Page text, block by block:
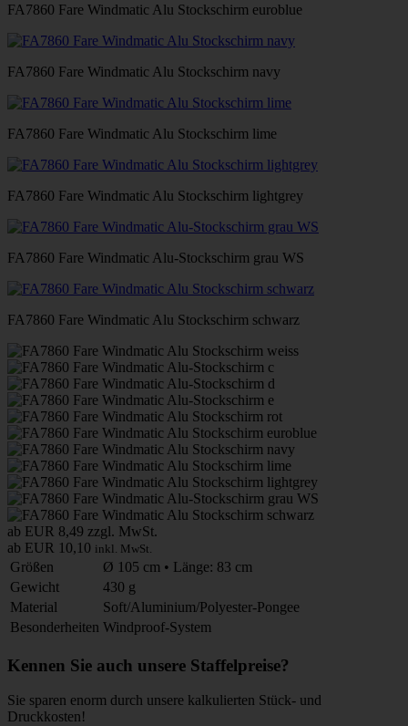
FA7860 Fare Windmatic Alu Stockschirm euroblue
FA7860 Fare Windmatic Alu Stockschirm navy
FA7860 Fare Windmatic Alu Stockschirm lime
FA7860 Fare Windmatic Alu Stockschirm lightgrey
FA7860 Fare Windmatic Alu-Stockschirm grau WS
FA7860 Fare Windmatic Alu Stockschirm schwarz
ab EUR 8,49 zzgl. MwSt.
ab EUR 10,10 inkl. MwSt.
Größen
Ø 105 cm • Länge: 83 cm
Gewicht
430 g
Material
Soft/Aluminium/Polyester-Pongee
Besonderheiten Windproof-System
Kennen Sie auch unsere Staffelpreise?
Sie sparen enorm durch unsere kalkulierten Stück- und
Druckkosten!